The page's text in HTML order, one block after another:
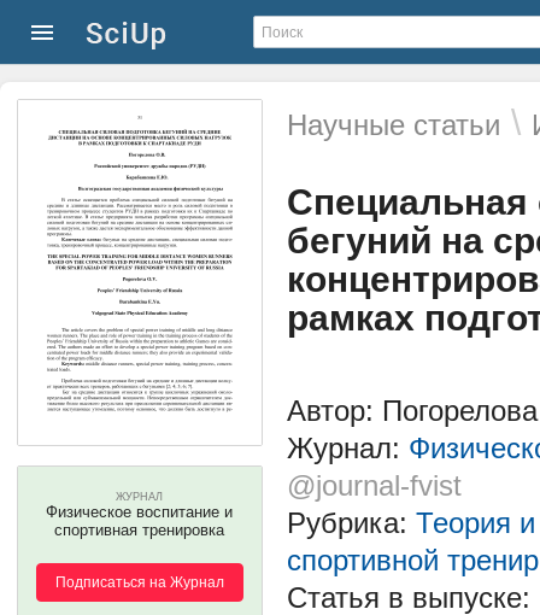
Научные статьи \
Специальная
бегуний на
рамках
ЖУРНАЛ
Физическое воспитание и
спортивная тренировка
Подписаться на Журнал
Автор:
Журнал:
@journal-fvist
Рубрика: Теория
спортивной
Статья в выпуске: